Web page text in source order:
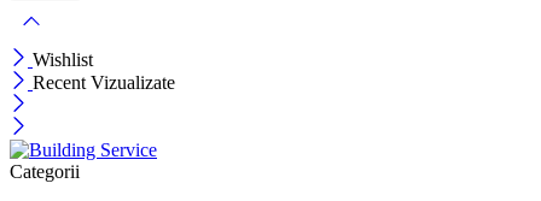
Wishlist
Recent Vizualizate
Categorii